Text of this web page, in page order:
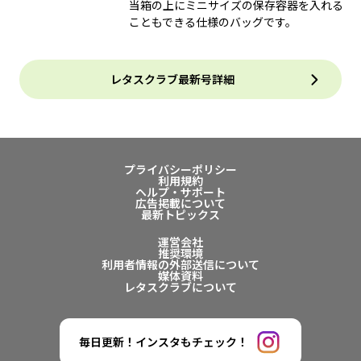
当箱の上にミニサイズの保存容器を入れる
こともできる仕様のバッグです。
レタスクラブ最新号詳細
プライバシーポリシー
利用規約
ヘルプ・サポート
広告掲載について
最新トピックス
運営会社
推奨環境
利用者情報の外部送信について
媒体資料
レタスクラブについて
毎日更新！インスタもチェック！